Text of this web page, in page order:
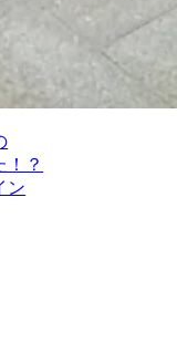
！？
ン